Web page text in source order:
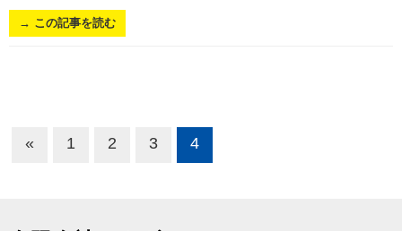
→ この記事を読む
« 1 2 3 4